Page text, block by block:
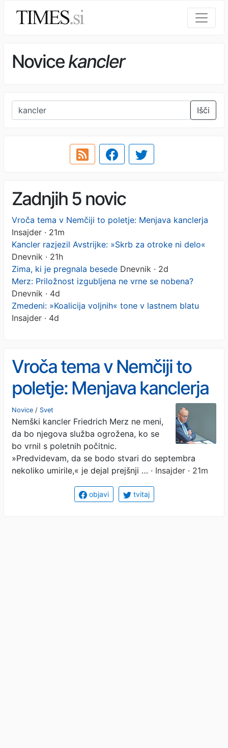
Novicekancler
Išči
Zadnjih 5 novic
Vroča tema v Nemčiji to poletje: Menjava kanclerja
Insajder · 21m
Kancler razjezil Avstrijke: »Skrb za otroke ni delo«
Dnevnik · 21h
Zima, ki je pregnala besede Dnevnik · 2d
Merz: Priložnost izgubljena ne vrne se nobena?
Dnevnik · 4d
Zmedeni: »Koalicija voljnih« tone v lastnem blatu
Insajder · 4d
Vroča tema v Nemčiji to
poletje: Menjava kanclerja
Novice / Svet
Nemški kancler Friedrich Merz ne meni,
da bo njegova služba ogrožena, ko se
bo vrnil s poletnih počitnic.
»Predvidevam, da se bodo stvari do septembra
nekoliko umirile,« je dejal prejšnji … · Insajder · 21m
objavi tvitaj